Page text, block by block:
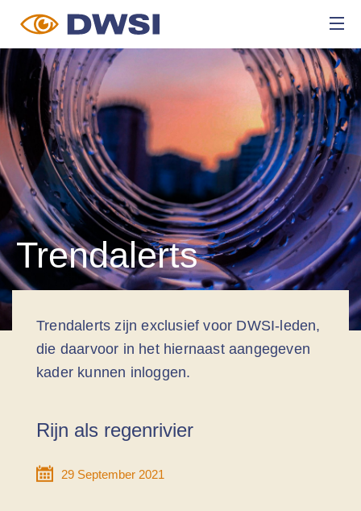
Trendalerts
Trendalerts zijn exclusief voor DWSI-leden,
die daarvoor in het hiernaast aangegeven
kader kunnen inloggen.
Rijn als regenrivier
29 September 2021